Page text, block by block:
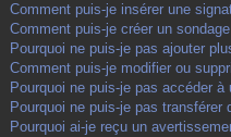
Comment puis-je insérer une
Comment puis-je créer un
Pourquoi ne puis-je pas ajouter
Comment puis-je modifier ou
Pourquoi ne puis-je pas accéder à
Pourquoi ne puis-je pas transférer
Pourquoi ai-je reçu un